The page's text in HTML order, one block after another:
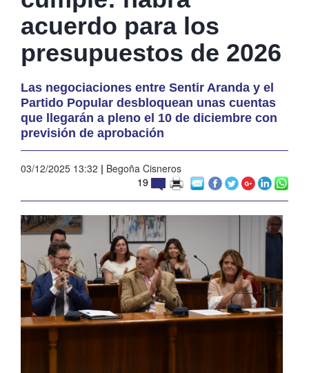
acuerdo para los
presupuestos de 2026
Las negociaciones entre Sentir Aranda y el
Partido Popular desbloquean unas cuentas
que llegarán a pleno el 10 de diciembre con
previsión de aprobación
03/12/2025 13:32 | Begoña Cisneros
19